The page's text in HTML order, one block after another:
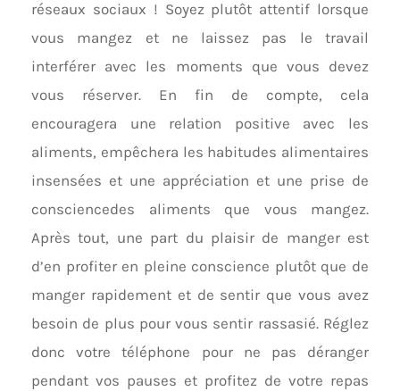
réseaux sociaux ! Soyez plutôt attentif lorsque
vous mangez et ne laissez pas le travail
interférer avec les moments que vous devez
vous réserver. En fin de compte, cela
encouragera une relation positive avec les
aliments, empêchera les habitudes alimentaires
insensées et une appréciation et une prise de
consciencedes aliments que vous mangez.
Après tout, une part du plaisir de manger est
d’en profiter en pleine conscience plutôt que de
manger rapidement et de sentir que vous avez
besoin de plus pour vous sentir rassasié. Réglez
donc votre téléphone pour ne pas déranger
pendant vos pauses et profitez de votre repas